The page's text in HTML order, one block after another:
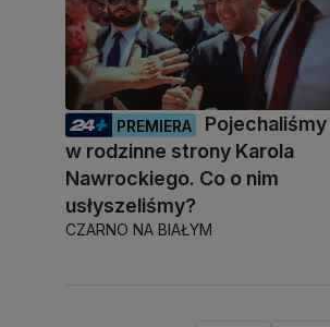
PREMIERA
Pojechaliśmy
w rodzinne strony Karola
Nawrockiego. Co o nim
usłyszeliśmy?
CZARNO NA BIAŁYM